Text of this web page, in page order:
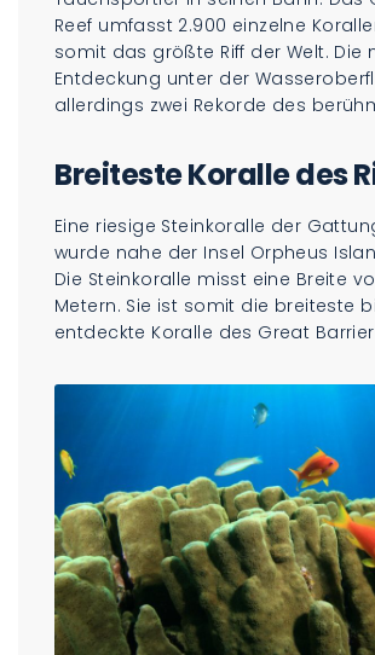
Reef umfasst 2.900 einzelne
somit das größte Riff der Welt. Die
Entdeckung unter der
allerdings zwei Rekorde des
Breiteste Koralle des
Eine riesige Steinkoralle der
wurde nahe der Insel Orpheus
Die Steinkoralle misst eine Breite
Metern. Sie ist somit die breiteste
entdeckte Koralle des Great Barrier